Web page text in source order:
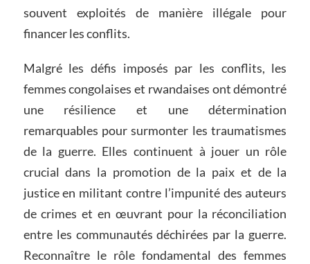
souvent exploités de manière illégale pour
financer les conflits.
Malgré les défis imposés par les conflits, les
femmes congolaises et rwandaises ont démontré
une résilience et une détermination
remarquables pour surmonter les traumatismes
de la guerre. Elles continuent à jouer un rôle
crucial dans la promotion de la paix et de la
justice en militant contre l’impunité des auteurs
de crimes et en œuvrant pour la réconciliation
entre les communautés déchirées par la guerre.
Reconnaître le rôle fondamental des femmes